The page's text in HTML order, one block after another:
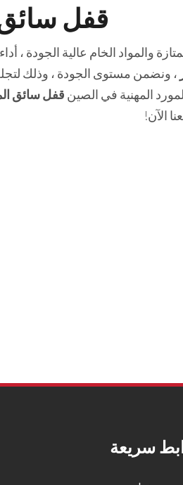
قفل
والمواد الخام عالية الجودة ، أداء
، ونضمن مستوى الجودة ، وذلك
المهنية في الصين قفل سائق
الآن!
سريعة